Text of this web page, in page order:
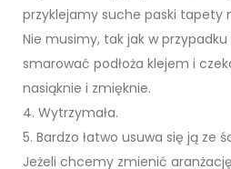
przyklejamy suche paski tapety
Nie musimy, tak jak w
smarować podłoża klejem i
nasiąknie i zmięknie.
4. Wytrzymała.
5. Bardzo łatwo usuwa się ją ze
Jeżeli chcemy zmienić